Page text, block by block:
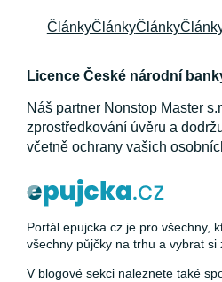
ČlánkyČlánkyČlánky
Licence České národní
Náš partner Nonstop Master
zprostředkování úvěru a
včetně ochrany vašich
Portál epujcka.cz je pro všechny,
všechny půjčky na trhu a vybrat si
V blogové sekci naleznete také